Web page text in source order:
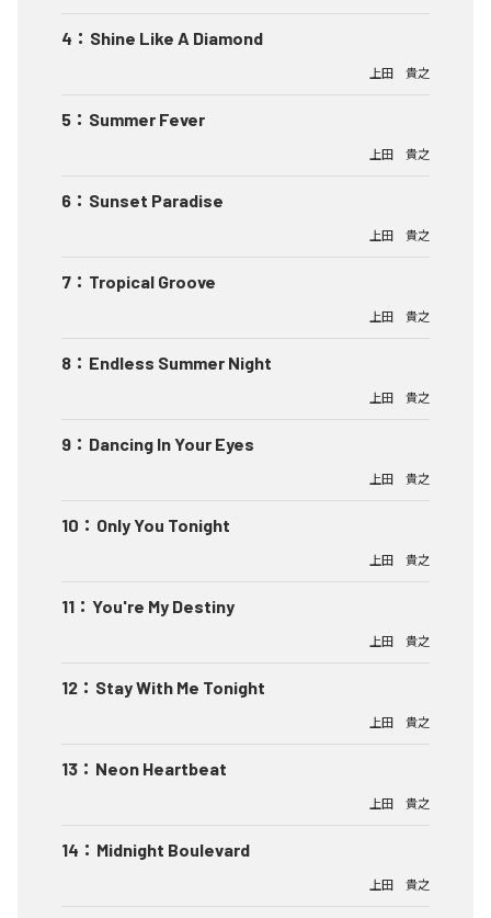
4 ： Shine Like A Diamond
上田 貴之
5 ： Summer Fever
上田 貴之
6 ： Sunset Paradise
上田 貴之
7 ： Tropical Groove
上田 貴之
8 ： Endless Summer Night
上田 貴之
9 ： Dancing In Your Eyes
上田 貴之
10 ： Only You Tonight
上田 貴之
11 ： You're My Destiny
上田 貴之
12 ： Stay With Me Tonight
上田 貴之
13 ： Neon Heartbeat
上田 貴之
14 ： Midnight Boulevard
上田 貴之